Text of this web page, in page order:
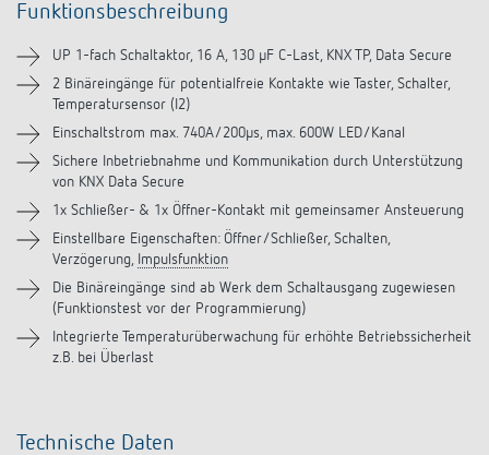
Technische Informationen
Downloads
Zubehör
Funktionsbeschreibung
UP 1-fach Schaltaktor, 16 A, 130 µF C-Last, KNX TP, Data Secure
2 Binäreingänge für potentialfreie Kontakte wie Taster, Schalter,
Temperatursensor (I2)
Einschaltstrom max. 740A/200µs, max. 600W LED/Kanal
Sichere Inbetriebnahme und Kommunikation durch Unterstützung
von KNX Data Secure
1x Schließer- & 1x Öffner-Kontakt mit gemeinsamer Ansteuerung
Einstellbare Eigenschaften: Öffner/Schließer, Schalten,
Verzögerung, Impulsfunktion
Die Binäreingänge sind ab Werk dem Schaltausgang zugewiesen
(Funktionstest vor der Programmierung)
Integrierte Temperaturüberwachung für erhöhte Betriebssicherheit
z.B. bei Überlast
Technische Daten